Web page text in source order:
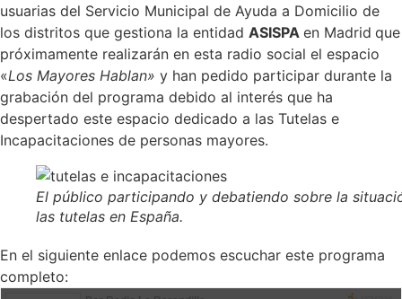
usuarias del Servicio Municipal de Ayuda a Domicilio de
los distritos que gestiona la entidad ASISPA en Madrid que
próximamente realizarán en esta radio social el espacio
«Los Mayores Hablan» y han pedido participar durante la
grabación del programa debido al interés que ha
despertado este espacio dedicado a las Tutelas e
Incapacitaciones de personas mayores.
El público participando y debatiendo sobre la
las tutelas en España.
En el siguiente enlace podemos escuchar este programa
completo: